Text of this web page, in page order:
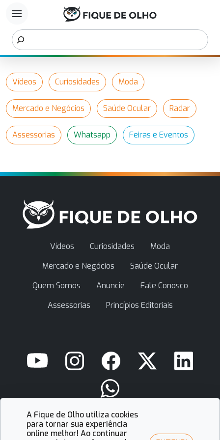
menu
Vídeos Curiosidades Moda
Mercado e Negócios Saúde Ocular Radar
Assessorias Whatsapp Feiras e Eventos
Vídeos Curiosidades
Moda
Mercado e Negócios
Saúde Ocular
Quem Somos
Anuncie
Fale Conosco
Assessorias
Princípios Editoriais
contato@fiquedeolho.com.br
A Fique de Olho utiliza cookies
para tornar sua experiência
online melhor! Ao continuar